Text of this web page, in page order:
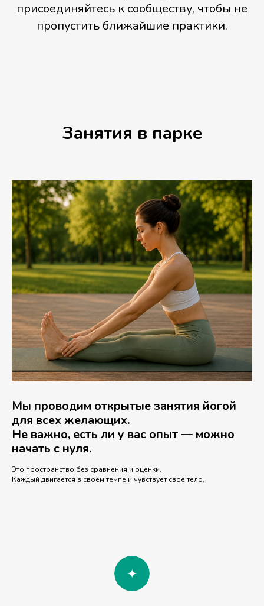
присоединяйтесь к сообществу, чтобы не
пропустить ближайшие практики.
Занятия в парке
Мы проводим открытые занятия йогой
для всех желающих.
Не важно, есть ли у вас опыт — можно
начать с нуля.
Это пространство без сравнения и оценки.
Каждый двигается в своём темпе и чувствует своё тело.